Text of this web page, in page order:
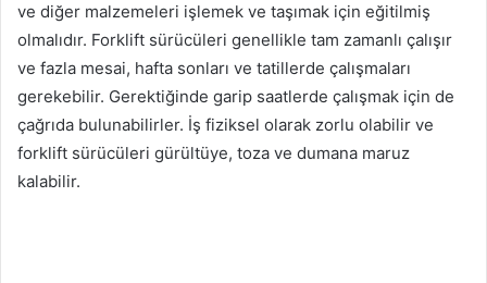
ve diğer malzemeleri işlemek ve taşımak için eğitilmiş
olmalıdır. Forklift sürücüleri genellikle tam zamanlı çalışır
ve fazla mesai, hafta sonları ve tatillerde çalışmaları
gerekebilir. Gerektiğinde garip saatlerde çalışmak için de
çağrıda bulunabilirler. İş fiziksel olarak zorlu olabilir ve
forklift sürücüleri gürültüye, toza ve dumana maruz
kalabilir.